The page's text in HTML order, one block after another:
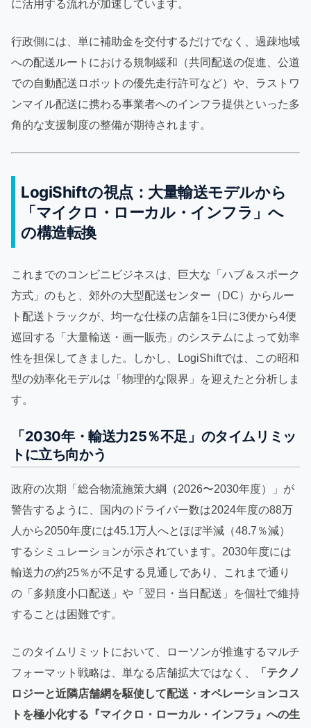
に活用する流れが加速しています。
行政側には、単に補助金を交付するだけでなく、過疎地域
への配送ルートにおける規制緩和（共同配送の促進、公道
での自動配送ロボットの優先走行許可など）や、ラストワ
ンマイル配送に携わる事業者へのインフラ提供といった多
角的な支援制度の整備が期待されます。
LogiShiftの視点：大量輸送モデルから
「マイクロ・ローカル・インフラ」へ
の構造転換
これまでのコンビニビジネスは、巨大な「ハブ＆スポーク
方式」のもと、郊外の大型配送センター（DC）からルー
ト配送トラックが、均一な仕様の店舗を1日に3便から4便
巡回する「大量輸送・画一販売」のシステムによって効率
性を担保してきました。しかし、LogiShiftでは、この昭和
型の効率化モデルは「物理的な限界」を迎えたと分析しま
す。
「2030年・輸送力25％不足」のタイムリミッ
トに立ち向かう
政府の次期「総合物流施策大綱（2026〜2030年度）」が
警告するように、国内のドライバー数は2024年度の88万
人から2050年度には45.1万人へとほぼ半減（48.7％減）
するシミュレーションが示されています。2030年度には
輸送力の約25％が不足する見通しであり、これまで通り
の「多頻度小口配送」や「翌日・当日配送」を個社で維持
することは困難です。
このタイムリミットにおいて、ローソンが推進するマルチ
フォーマット戦略は、単なる店舗拡大ではなく、
「テクノ
ロジーと近隣店舗網を駆使して配送・オペレーションコス
トを極小化する『マイクロ・ローカル・インフラ』への生